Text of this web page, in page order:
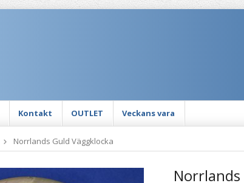
Kontakt OUTLET Veckans vara
Norrlands Guld Väggklocka
Norrlands